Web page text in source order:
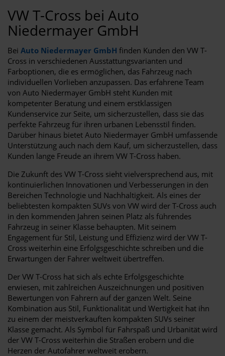
VW T-Cross bei Auto
Niedermayer GmbH
Bei Auto Niedermayer GmbH finden Kunden den VW T-
Cross in verschiedenen Ausstattungsvarianten und
Farboptionen, die es ermöglichen, das Fahrzeug nach
individuellen Vorlieben anzupassen. Das erfahrene Team
von Auto Niedermayer GmbH steht Kunden mit
kompetenter Beratung und einem erstklassigen
Kundenservice zur Seite, um sicherzustellen, dass sie das
perfekte Fahrzeug für ihren urbanen Lebensstil finden.
Darüber hinaus bietet Auto Niedermayer GmbH umfassende
Unterstützung auch nach dem Kauf, um sicherzustellen, dass
Kunden lange Freude an ihrem VW T-Cross haben.
Die Zukunft des VW T-Cross sieht vielversprechend aus, mit
kontinuierlichen Innovationen und Verbesserungen in den
Bereichen Technologie und Nachhaltigkeit. Als eines der
beliebtesten kompakten SUVs von VW wird der T-Cross auch
in den kommenden Jahren seinen Platz als führendes
Fahrzeug in seiner Klasse behaupten. Mit seinem
Engagement für Stil, Leistung und Effizienz wird der VW T-
Cross weiterhin eine Erfolgsgeschichte schreiben und die
Erwartungen der Fahrer weltweit übertreffen.
Der VW T-Cross hat sich als echte Erfolgsgeschichte
erwiesen, mit zahlreichen Auszeichnungen und positiven
Bewertungen von Fahrern auf der ganzen Welt. Seine
Kombination aus Stil, Funktionalität und Wertigkeit hat ihn
zu einem der meistverkauften kompakten SUVs seiner
Klasse gemacht. Als Symbol für Fahrspaß und Urbanität wird
der VW T-Cross weiterhin die Straßen erobern und die
Herzen der Autofahrer weltweit erobern.